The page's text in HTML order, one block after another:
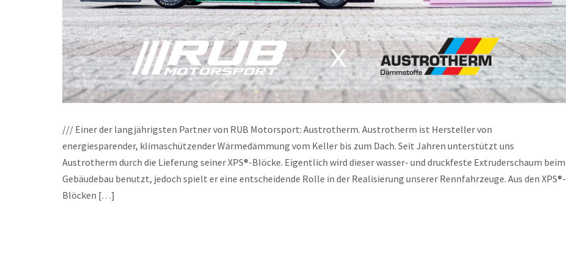
/// Einer der langjährigsten Partner von RUB Motorsport: Austrotherm. Austrotherm ist Hersteller von
energiesparender, klimaschützender Wärmedämmung vom Keller bis zum Dach. Seit Jahren unterstützt uns
Austrotherm durch die Lieferung seiner XPS®-Blöcke. Eigentlich wird dieser wasser- und druckfeste Extruderschaum beim
Gebäudebau benutzt, jedoch spielt er eine entscheidende Rolle in der Realisierung unserer Rennfahrzeuge. Aus den XPS®-
Blöcken […]